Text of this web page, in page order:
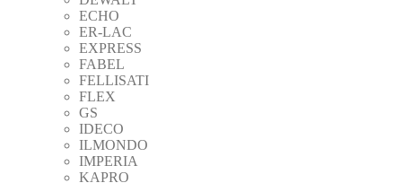
ECHO
ER-LAC
EXPRESS
FABEL
FELLISATI
FLEX
GS
IDECO
ILMONDO
IMPERIA
KAPRO